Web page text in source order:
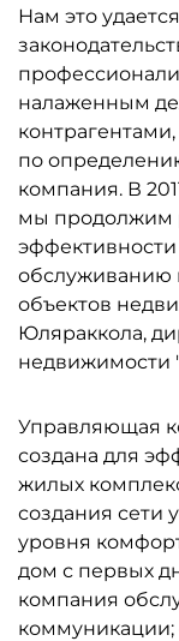
Нам это
налаженным
по
компания. В
мы продолжим
обслуживанию
объектов
Юляраккола,
недвижимости
Управляющая
создана для
жилых
создания сети
уровня
дом с первых
компания
коммуникации;